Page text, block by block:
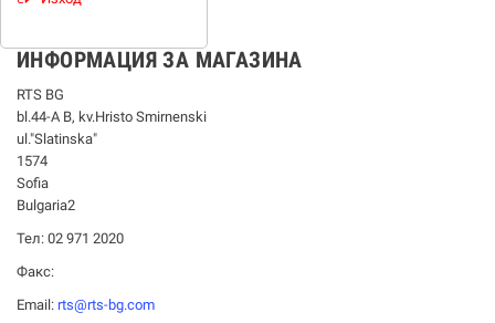
ИНФОРМАЦИЯ ЗА МАГАЗИНА
RTS BG
bl.44-А В, kv.Hristo Smirnenski
ul."Slatinska"
1574
Sofia
Bulgaria2
Тел: 02 971 2020
Факс:
Email: rts@rts-bg.com